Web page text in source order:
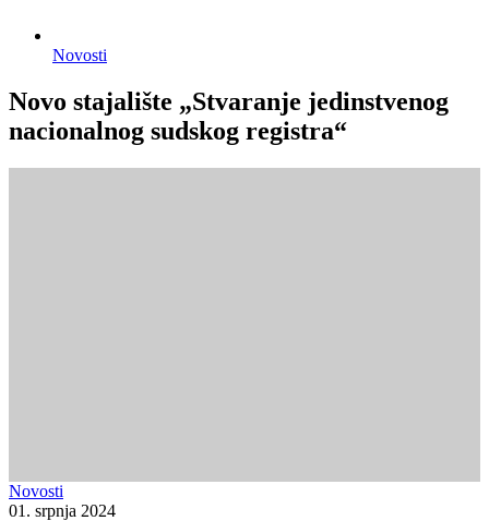
Novosti
Novo stajalište „Stvaranje jedinstvenog
nacionalnog sudskog registra“
Novosti
01. srpnja 2024